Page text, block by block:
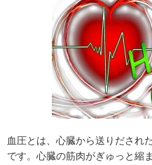
血圧とは、心臓から送りだされ
です。心臓の筋肉がぎゅっと縮